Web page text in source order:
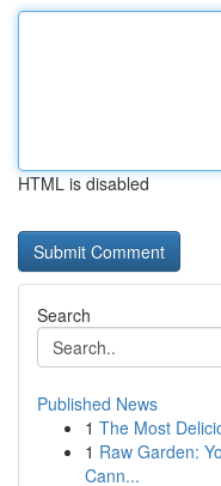
HTML is disabled
Search
Published News
1 The Most
1 Raw Garden:
Cann...